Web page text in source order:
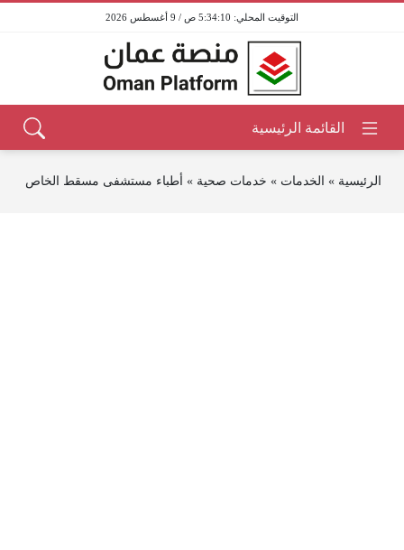
5:34:10 ص / 9 أغسطس 2026
الرئيسية » الخدمات » خدمات صحية » أطباء مستشفى مسقط الخاص